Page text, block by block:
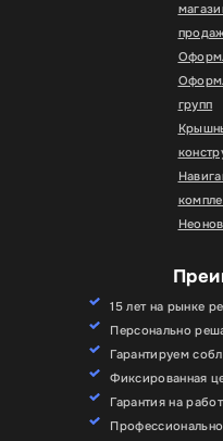
групп
15 лет на рынке
Персонально
Гарантируем
Фиксированная
Гарантия на